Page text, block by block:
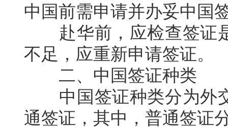
中国前需申请并办妥中国
赴华前，应检查签证
不足，应重新申请签证。
二、中国签证种类
中国签证种类分为外
通签证， 其中，普通签证